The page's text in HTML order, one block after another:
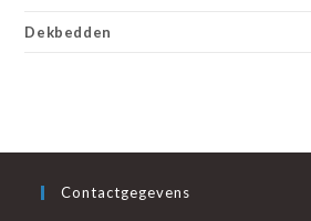
Dekbedden
Contactgegevens